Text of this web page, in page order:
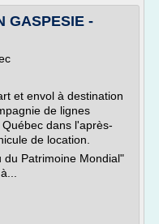
GASPESIE -
et envol à destination
de lignes
dans l'après-
de location.
du Patrimoine Mondial"